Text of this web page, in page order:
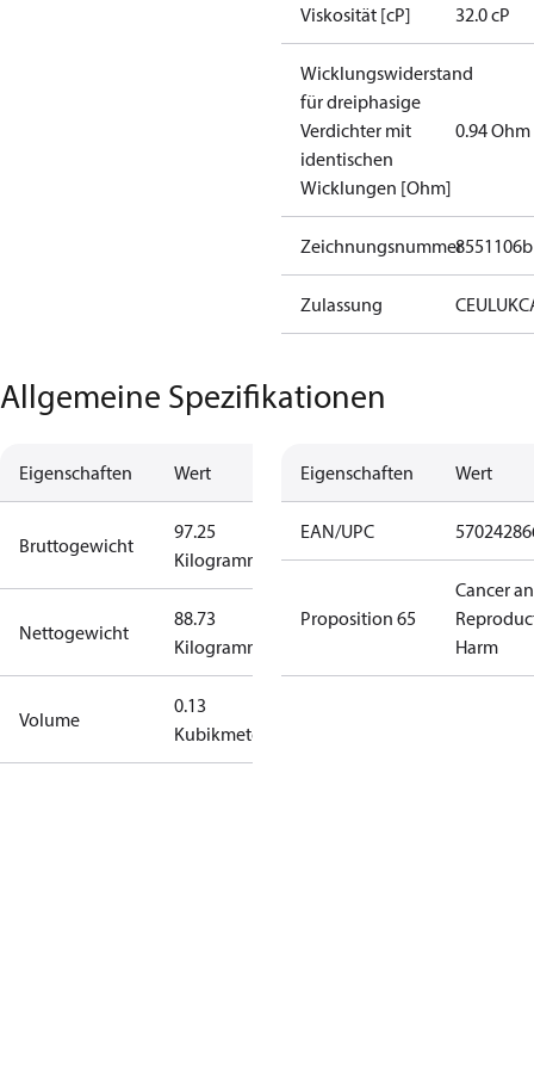
Viskosität [cP] 32.0 cP
Wicklungswiderstand
für dreiphasige
Verdichter mit
identischen
Wicklungen [Ohm]
0.94 Ohm
Zeichnungsnummer8551106b
Zulassung CEUL
Allgemeine Spezifikationen
Eigenschaften Wert
Bruttogewicht
97.25
Kilogramm
Nettogewicht
88.73
Kilogramm
Volume
0.13
Kubikmeter
Eigenschaften Wert
EAN/UPC
Proposition 65
Cancer
Harm